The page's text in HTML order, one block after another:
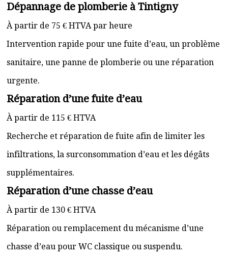
Dépannage de plomberie à Tintigny
À partir de 75 € HTVA par heure
Intervention rapide pour une fuite d’eau, un problème
sanitaire, une panne de plomberie ou une réparation
urgente.
Réparation d’une fuite d’eau
À partir de 115 € HTVA
Recherche et réparation de fuite afin de limiter les
infiltrations, la surconsommation d’eau et les dégâts
supplémentaires.
Réparation d’une chasse d’eau
À partir de 130 € HTVA
Réparation ou remplacement du mécanisme d’une
chasse d’eau pour WC classique ou suspendu.